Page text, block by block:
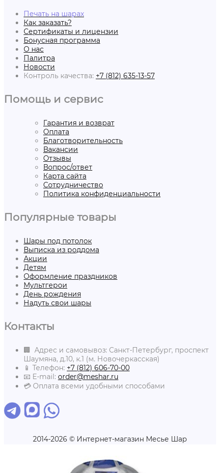
Печать на шарах
Как заказать?
Сертификаты и лицензии
Бонусная программа
О нас
Палитра
Новости
Контроль качества: +7 (812) 635-13-57
Помощь и сервис
Гарантия и возврат
Оплата
Благотворительность
Вакансии
Отзывы
Вопрос/ответ
Карта сайта
Сотрудничество
Политика конфиденциальности
Популярные товары
Шары под потолок
Выписка из роддома
Акции
Детям
Оформление праздников
Мультгерои
День рождения
Надуть свои шары
Контакты
🏢 Адрес и самовывоз: Санкт-Петербург, проспект
Шаумяна, д.10, к.1 (м. Новочеркасская)
📱 Телефон: +7 (812) 606-70-00
📧 E-mail: order@meshar.ru
💳 Оплата всеми удобными способами
2014-2026 © Интернет-магазин Месье Шар